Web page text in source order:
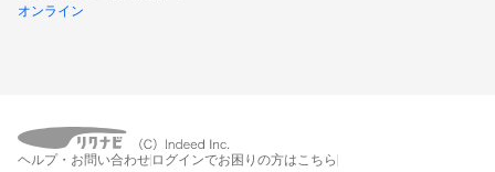
オンライン
エントリーするとプログラムの詳細案内を
受け取れるようになります
ヘルプ・お問い合わせ ログインでお困りの方はこちら